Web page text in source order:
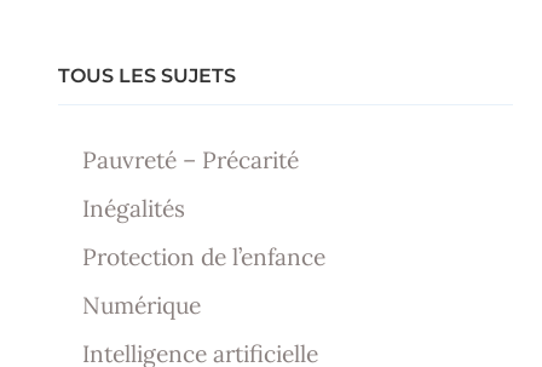
TOUS LES SUJETS
Pauvreté – Précarité
Inégalités
Protection de l’enfance
Numérique
Intelligence artificielle